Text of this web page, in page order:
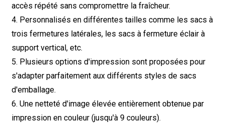
accès répété sans compromettre la fraîcheur.
4. Personnalisés en différentes tailles comme les sacs à
trois fermetures latérales, les sacs à fermeture éclair à
support vertical, etc.
5. Plusieurs options d'impression sont proposées pour
s'adapter parfaitement aux différents styles de sacs
d'emballage.
6. Une netteté d'image élevée entièrement obtenue par
impression en couleur (jusqu'à 9 couleurs).